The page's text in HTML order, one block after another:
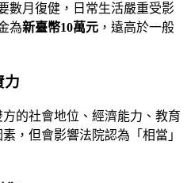
數月復健，日常生活嚴重受影
為新臺幣10萬元 ，遠高於一般
力
的社會地位、經濟能力、教育
，但會影響法院認為「相當」